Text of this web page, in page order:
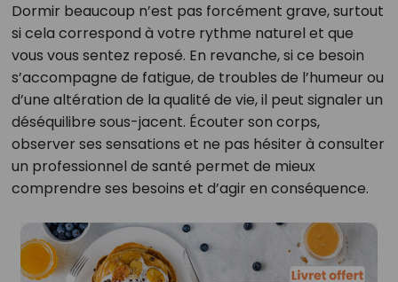
Dormir beaucoup n’est pas forcément grave, surtout
si cela correspond à votre rythme naturel et que
vous vous sentez reposé. En revanche, si ce besoin
s’accompagne de fatigue, de troubles de l’humeur ou
d’une altération de la qualité de vie, il peut signaler un
déséquilibre sous-jacent. Écouter son corps,
observer ses sensations et ne pas hésiter à consulter
un professionnel de santé permet de mieux
comprendre ses besoins et d’agir en conséquence.